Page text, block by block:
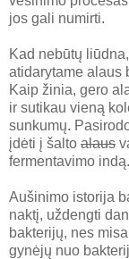
jos gali numirti.
Kad nebūtų
atidarytame alaus
Kaip žinia, gero
ir sutikau vieną
sunkumų.
įdėti į šalto alaus
fermentavimo
Aušinimo istorija
naktį, uždengti
bakterijų, nes
gynėjų nuo